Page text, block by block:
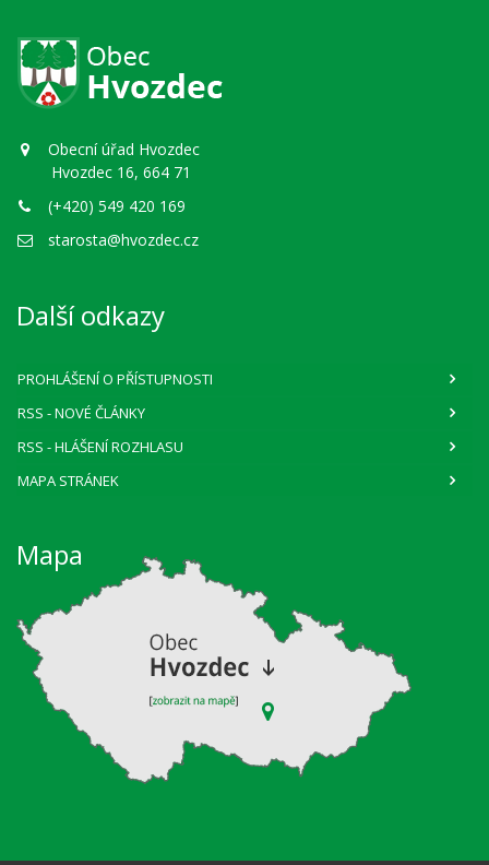
Obecní úřad Hvozdec
Hvozdec 16, 664 71
(+420) 549 420 169
starosta@hvozdec.cz
Další odkazy
PROHLÁŠENÍ O PŘÍSTUPNOSTI
RSS - NOVÉ ČLÁNKY
RSS - HLÁŠENÍ ROZHLASU
MAPA STRÁNEK
Mapa